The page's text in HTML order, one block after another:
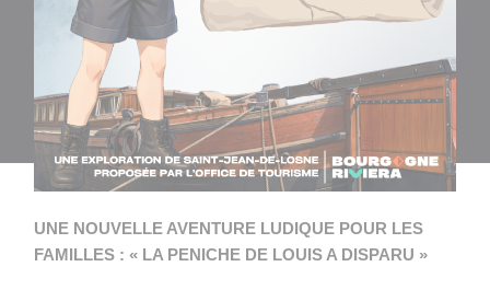
UNE NOUVELLE AVENTURE LUDIQUE POUR LES
FAMILLES : « LA PENICHE DE LOUIS A DISPARU »